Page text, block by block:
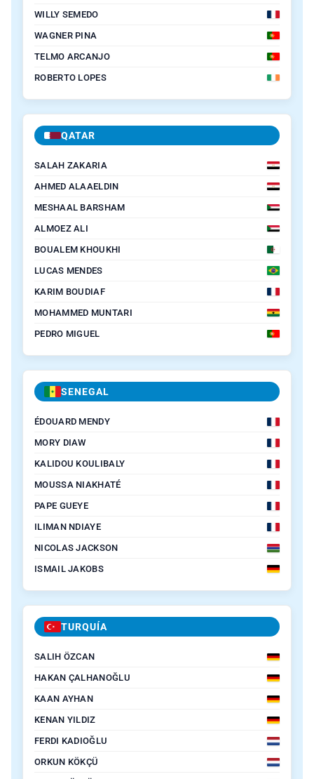
WILLY SEMEDO
WAGNER PINA
TELMO ARCANJO
ROBERTO LOPES
QATAR
SALAH ZAKARIA
AHMED ALAAELDIN
MESHAAL BARSHAM
ALMOEZ ALI
BOUALEM KHOUKHI
LUCAS MENDES
KARIM BOUDIAF
MOHAMMED MUNTARI
PEDRO MIGUEL
SENEGAL
ÉDOUARD MENDY
MORY DIAW
KALIDOU KOULIBALY
MOUSSA NIAKHATÉ
PAPE GUEYE
ILIMAN NDIAYE
NICOLAS JACKSON
ISMAIL JAKOBS
TURQUÍA
SALIH ÖZCAN
HAKAN ÇALHANOĞLU
KAAN AYHAN
KENAN YILDIZ
FERDI KADIOĞLU
ORKUN KÖKÇÜ